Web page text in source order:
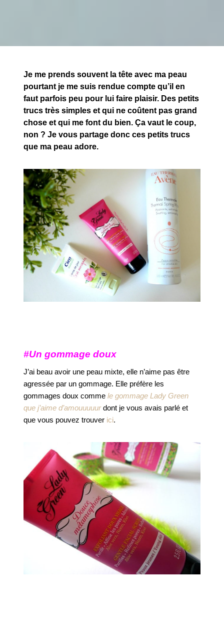
Je me prends souvent la tête avec ma peau
pourtant je me suis rendue compte qu’il en
faut parfois peu pour lui faire plaisir. Des petits
trucs très simples et qui ne coûtent pas grand
chose et qui me font du bien. Ça vaut le coup,
non ? Je vous partage donc ces petits trucs
que ma peau adore.
#Un gommage doux
J’ai beau avoir une peau mixte, elle n’aime pas être
agressée par un gommage. Elle préfère les
gommages doux commele gommage Lady Green
que j’aime d’amouuuuurdont je vous avais parlé et
que vous pouvez trouver ici.